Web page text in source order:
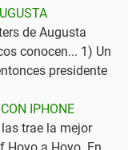
de Augusta
conocen... 1) Un
presidente
IPHONE
trae la mejor
Hoyo a Hoyo. En